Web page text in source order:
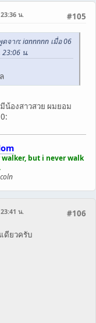
#105
น.
จาก: iannnnn เมื่อ 06
23:06 น.
น้องสาวสวย ผมยอม
walker, but i never walk
#106
น.
ดียวครับ